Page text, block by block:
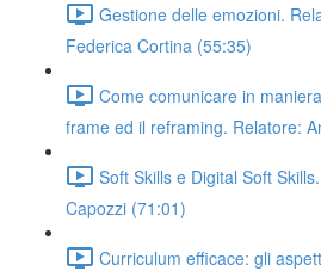
Gestione delle emozioni.
Federica Cortina (55:35)
Come comunicare in
frame ed il reframing. Relatore:
Soft Skills e Digital Soft
Capozzi (71:01)
Curriculum efficace: gli